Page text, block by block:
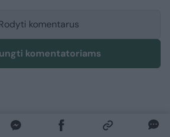
komentarus
komentatoriams